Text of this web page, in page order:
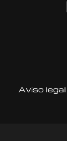
Aviso legal